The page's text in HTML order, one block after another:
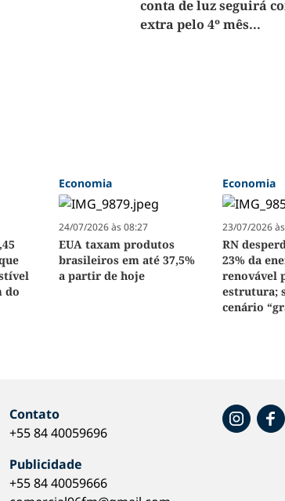
conta de luz seguirá
extra pelo 4º mês...
do
Economia
24/07/2026 às 08:27
EUA taxam produtos
brasileiros em até 37,5%
a partir de hoje
Economia
23/07/2026
RN
23% da
renovável
estrutura;
cenário
Contato
+55 84 40059696
Publicidade
+55 84 40059666